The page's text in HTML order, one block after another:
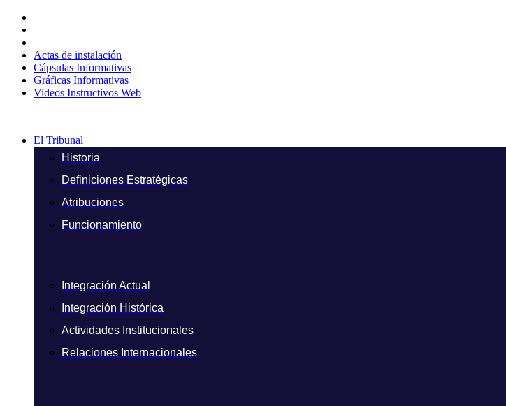
contenido
Actas de instalación
Cápsulas Informativas
Gráficas Informativas
Videos Instructivos Web
El Tribunal
Historia
Definiciones Estratégicas
Atribuciones
Funcionamiento
Integración Actual
Integración Histórica
Actividades Institucionales
Relaciones Internacionales